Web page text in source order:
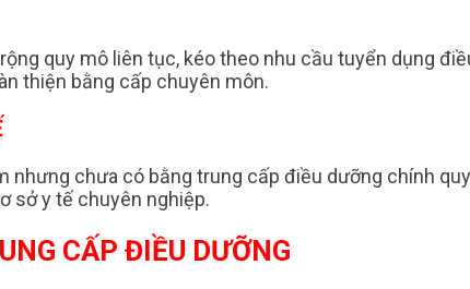
quy mô liên tục, kéo theo nhu cầu tuyển dụng
thiện bằng cấp chuyên môn.
chưa có bằng trung cấp điều dưỡng chính
sở y tế chuyên nghiệp.
CẤP ĐIỀU DƯỠNG